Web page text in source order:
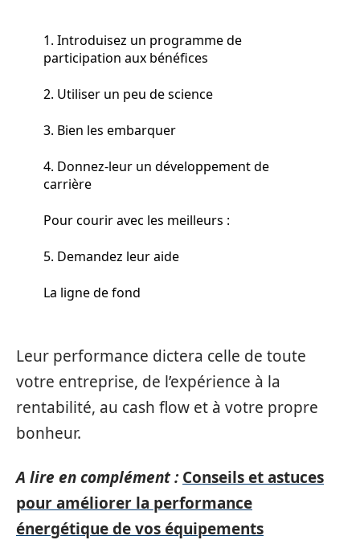
1. Introduisez un programme de
participation aux bénéfices
2. Utiliser un peu de science
3. Bien les embarquer
4. Donnez-leur un développement de
carrière
Pour courir avec les meilleurs :
5. Demandez leur aide
La ligne de fond
Leur performance dictera celle de toute
votre entreprise, de l’expérience à la
rentabilité, au cash flow et à votre propre
bonheur.
A lire en complément : Conseils et astuces
pour améliorer la performance
énergétique de vos équipements